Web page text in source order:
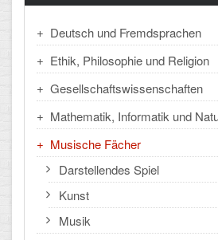
Mathematik, Informatik und
Musische Fächer
Sport
ORGANISATION
Abitur
Freistellung/Entschuldigung
Deutsch und Fremdsprachen
Ethik, Philosophie und Religion
Gesellschaftswissenschaften
Mathematik, Informatik und
Musische Fächer
Darstellendes Spiel
Kunst
Musik